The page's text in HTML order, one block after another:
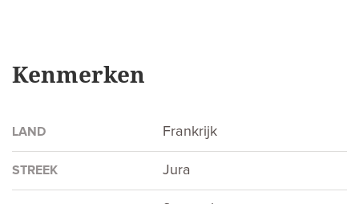
Kenmerken
LAND Frankrijk
STREEK Jura